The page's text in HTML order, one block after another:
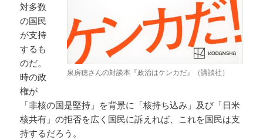
泉房穂さんの対談本『政治はケンカだ』（講談社）
対多数
の国民
が支持
するも
のだ。
時の政
権が
「非核の国是堅持」を背景に「核持ち込み」及び「日米
核共有」の拒否を広く国民に訴えれば、これを国民は支
持するだろう。